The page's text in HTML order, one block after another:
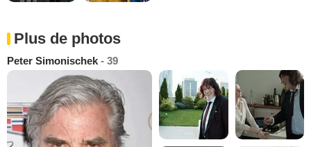
Plus de photos
Peter Simonischek - 39